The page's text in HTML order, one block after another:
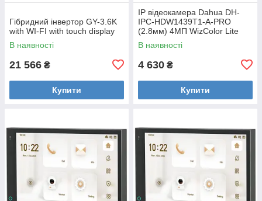
Гібридний інвертор GY-3.6K
with WI-FI with touch display
В наявності
21 566 ₴
Купити
IP відеокамера Dahua DH-
IPC-HDW1439T1-A-PRO
(2.8мм) 4МП WizColor Lite
В наявності
4 630 ₴
Купити